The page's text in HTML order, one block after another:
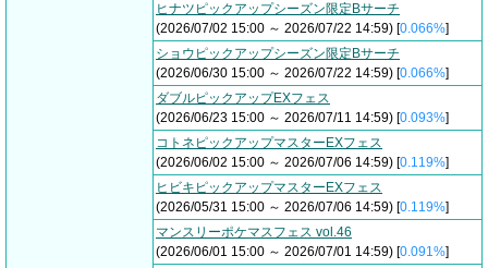
ヒナツピックアップシーズン限定Bサーチ
(2026/07/02 15:00 ～ 2026/07/22 14:59) [0.066%]
ショウピックアップシーズン限定Bサーチ
(2026/06/30 15:00 ～ 2026/07/22 14:59) [0.066%]
ダブルピックアップEXフェス
(2026/06/23 15:00 ～ 2026/07/11 14:59) [0.093%]
コトネピックアップマスターEXフェス
(2026/06/02 15:00 ～ 2026/07/06 14:59) [0.119%]
ヒビキピックアップマスターEXフェス
(2026/05/31 15:00 ～ 2026/07/06 14:59) [0.119%]
マンスリーポケマスフェス vol.46
(2026/06/01 15:00 ～ 2026/07/01 14:59) [0.091%]